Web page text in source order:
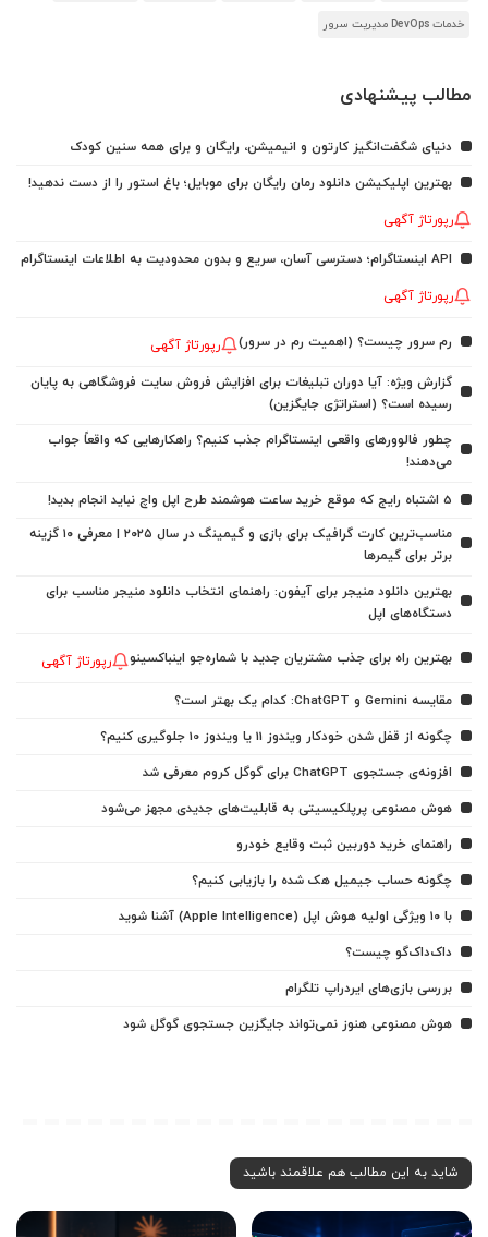
خدمات DevOps مدیریت سرور
مطالب پیشنهادی
دنیای شگفت‌انگیز کارتون و انیمیشن، رایگان و برای همه سنین کودک
بهترین اپلیکیشن دانلود رمان رایگان برای موبایل؛ باغ استور را از دست ندهید!
رپورتاژ آگهی
API اینستاگرام؛ دسترسی آسان، سریع و بدون محدودیت به اطلاعات اینستاگرام
رپورتاژ آگهی
رم سرور چیست؟ (اهمیت رم در سرور) رپورتاژ آگهی
گزارش ویژه: آیا دوران تبلیغات برای افزایش فروش سایت فروشگاهی به پایان
رسیده است؟ (استراتژی جایگزین)
چطور فالوورهای واقعی اینستاگرام جذب کنیم؟ راهکارهایی که واقعاً جواب
می‌دهند!
5 اشتباه رایج که موقع خرید ساعت هوشمند طرح اپل واچ نباید انجام بدید!
مناسب‌ترین کارت گرافیک برای بازی و گیمینگ در سال ۲۰۲۵ | معرفی ۱۰ گزینه
برتر برای گیمرها
بهترین دانلود منیجر برای آیفون: راهنمای انتخاب دانلود منیجر مناسب برای
دستگاه‌های اپل
بهترین راه برای جذب مشتریان جدید با شماره‌جو اینباکسینو رپورتاژ آگهی
مقایسه Gemini و ChatGPT: کدام یک بهتر است؟
چگونه از قفل شدن خودکار ویندوز 11 یا ویندوز 10 جلوگیری کنیم؟
افزونه‌ی جستجوی ChatGPT برای گوگل کروم معرفی شد
هوش مصنوعی پرپلکیسیتی به قابلیت‌های جدیدی مجهز می‌شود
راهنمای خرید دوربین ثبت وقایع خودرو
چگونه حساب جیمیل هک شده را بازیابی کنیم؟
با ۱۰ ویژگی اولیه هوش اپل (Apple Intelligence) آشنا شوید
داک‌داک‌گو چیست؟
بررسی بازی‌های ایردراپ تلگرام
هوش مصنوعی هنوز نمی‌تواند جایگزین جستجوی گوگل شود
شاید به این مطالب هم علاقمند باشید